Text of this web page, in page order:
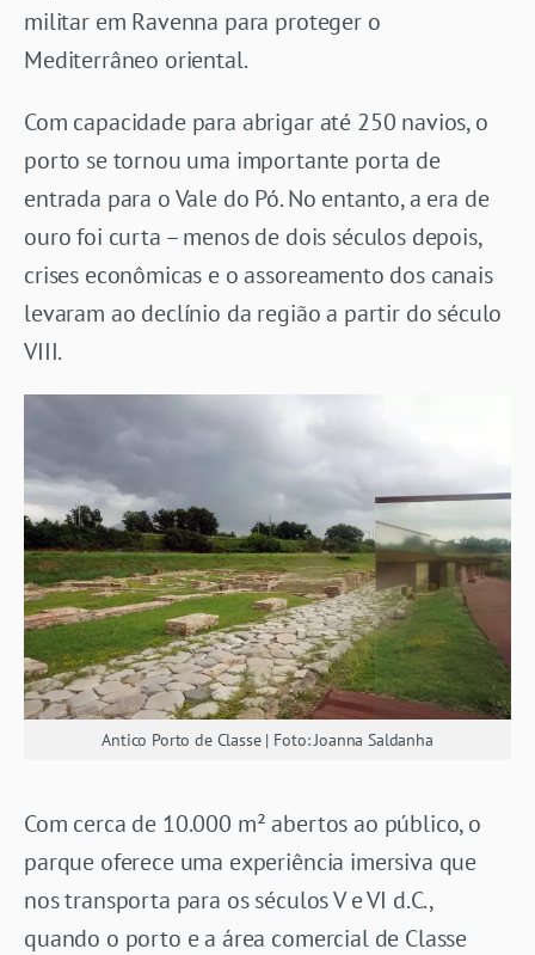
militar em Ravenna para proteger o
Mediterrâneo oriental.
Com capacidade para abrigar até 250 navios, o
porto se tornou uma importante porta de
entrada para o Vale do Pó. No entanto, a era de
ouro foi curta – menos de dois séculos depois,
crises econômicas e o assoreamento dos canais
levaram ao declínio da região a partir do século
VIII.
Antico Porto de Classe | Foto: Joanna Saldanha
Com cerca de 10.000 m² abertos ao público, o
parque oferece uma experiência imersiva que
nos transporta para os séculos V e VI d.C.,
quando o porto e a área comercial de Classe